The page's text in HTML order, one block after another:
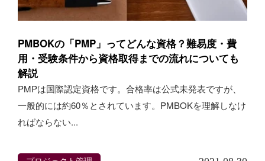
PMBOKの「PMP」ってどんな資格？難易度・費
用・受験条件から資格取得までの流れについても
解説
PMPは国際認定資格です。合格率は公式未発表ですが、
一般的には約60％とされています。PMBOKを理解しなけ
ればならない...